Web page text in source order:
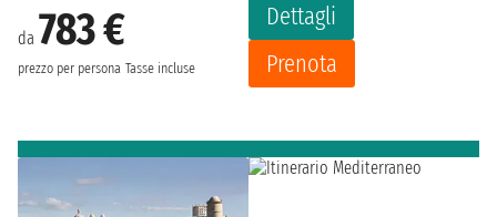
da 783 €
prezzo per persona Tasse incluse
Dettagli
Prenota